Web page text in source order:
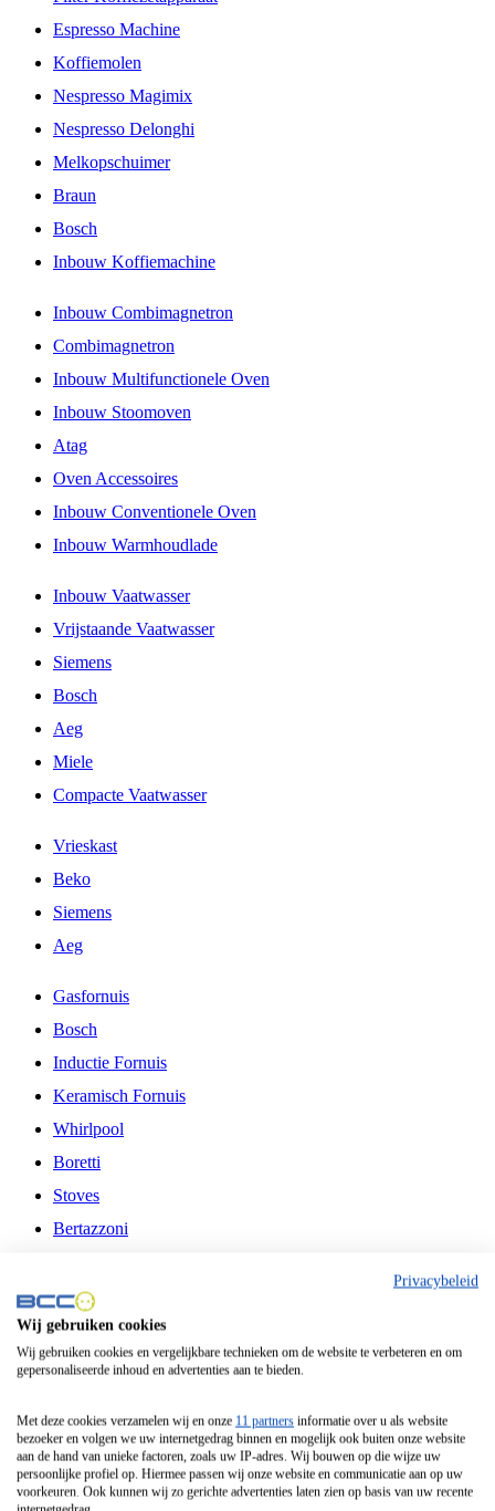
Espresso Machine
Koffiemolen
Nespresso Magimix
Nespresso Delonghi
Melkopschuimer
Braun
Bosch
Inbouw Koffiemachine
Inbouw Combimagnetron
Combimagnetron
Inbouw Multifunctionele Oven
Inbouw Stoomoven
Atag
Oven Accessoires
Inbouw Conventionele Oven
Inbouw Warmhoudlade
Inbouw Vaatwasser
Vrijstaande Vaatwasser
Siemens
Bosch
Aeg
Miele
Compacte Vaatwasser
Vrieskast
Beko
Siemens
Aeg
Gasfornuis
Bosch
Inductie Fornuis
Keramisch Fornuis
Whirlpool
Boretti
Stoves
Bertazzoni
Fitelli
Airfryer
Frituurpan
Contactgrill
Broodbakmachine
Broodrooster
Privacybeleid
Wij gebruiken cookies
Wij gebruiken cookies en vergelijkbare technieken om de website te verbeteren en om
gepersonaliseerde inhoud en advertenties aan te bieden.
Met deze cookies verzamelen wij en onze 11 partners informatie over u als website
bezoeker en volgen we uw internetgedrag binnen en mogelijk ook buiten onze website
aan de hand van unieke factoren, zoals uw IP-adres. Wij bouwen op die wijze uw
persoonlijke profiel op. Hiermee passen wij onze website en communicatie aan op uw
voorkeuren. Ook kunnen wij zo gerichte advertenties laten zien op basis van uw recente